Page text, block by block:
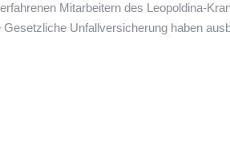
Mitarbeitern des Leopoldina-
Unfallversicherung haben